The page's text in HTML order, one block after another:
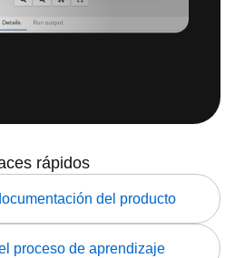
rápidos
del producto
proceso de aprendizaje